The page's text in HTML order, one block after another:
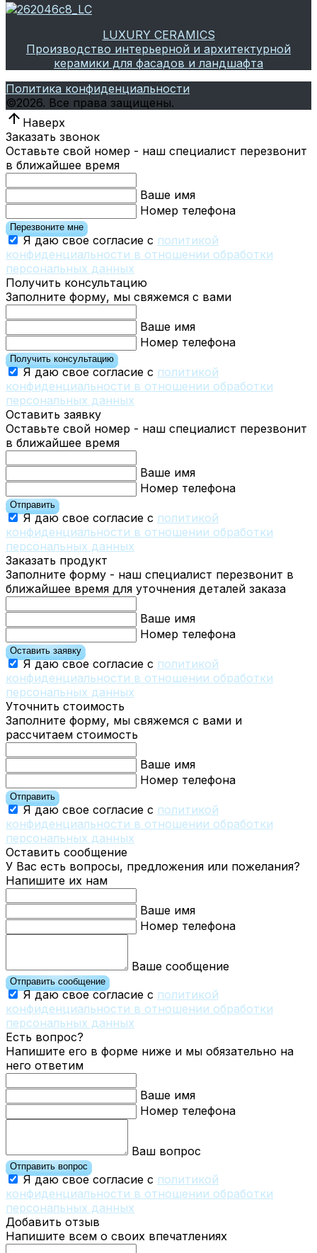
LUXURY CERAMICS
Производство интерьерной и архитектурной
керамики для фасадов и ландшафта
Политика конфиденциальности
©2026. Все права защищены.
Наверх
Заказать звонок
Оставьте свой номер - наш специалист перезвонит
в ближайшее время
Ваше имя
Номер телефона
Перезвоните мне
Я даю свое согласие с политикой
конфиденциальности в отношении обработки
персональных данных
Получить консультацию
Заполните форму, мы свяжемся с вами
Ваше имя
Номер телефона
Получить консультацию
Я даю свое согласие с политикой
конфиденциальности в отношении обработки
персональных данных
Оставить заявку
Оставьте свой номер - наш специалист перезвонит
в ближайшее время
Ваше имя
Номер телефона
Отправить
Я даю свое согласие с политикой
конфиденциальности в отношении обработки
персональных данных
Заказать продукт
Заполните форму - наш специалист перезвонит в
ближайшее время для уточнения деталей заказа
Ваше имя
Номер телефона
Оставить заявку
Я даю свое согласие с политикой
конфиденциальности в отношении обработки
персональных данных
Уточнить стоимость
Заполните форму, мы свяжемся с вами и
рассчитаем стоимость
Ваше имя
Номер телефона
Отправить
Я даю свое согласие с политикой
конфиденциальности в отношении обработки
персональных данных
Оставить сообщение
У Вас есть вопросы, предложения или пожелания?
Напишите их нам
Ваше имя
Номер телефона
Ваше сообщение
Отправить сообщение
Я даю свое согласие с политикой
конфиденциальности в отношении обработки
персональных данных
Есть вопрос?
Напишите его в форме ниже и мы обязательно на
него ответим
Ваше имя
Номер телефона
Ваш вопрос
Отправить вопрос
Я даю свое согласие с политикой
конфиденциальности в отношении обработки
персональных данных
Добавить отзыв
Напишите всем о своих впечатлениях